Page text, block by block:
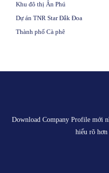
Khu đô thị Ân Phú
Dự án TNR Star Đắk Đoa
Thành phố Cà phê
Download Company Profile mới
hiểu rõ